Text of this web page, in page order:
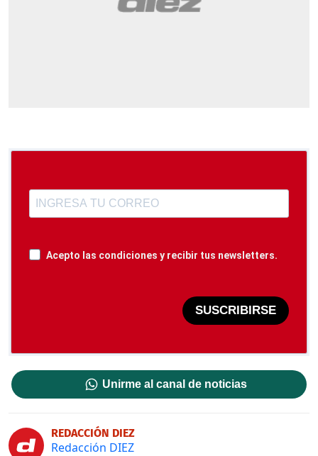
Acepto las condiciones y recibir tus newsletters.
SUSCRIBIRSE
Unirme al canal de noticias
REDACCIÓN DIEZ
Redacción DIEZ